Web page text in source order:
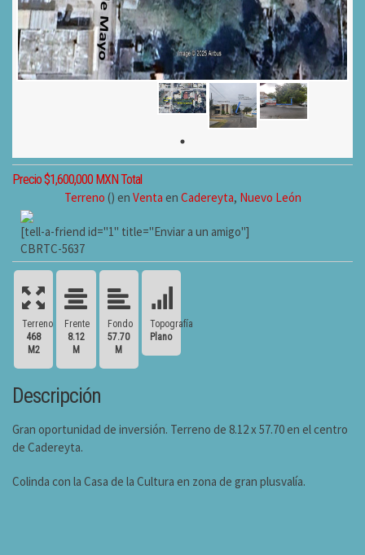
Precio $1,600,000 MXN Total
Terreno () en Venta en Cadereyta, Nuevo León
[tell-a-friend id="1" title="Enviar a un amigo"]
CBRTC-5637
Terreno
468
M2
Frente
8.12
M
Fondo
57.70
M
Topografía
Plano
Descripción
Gran oportunidad de inversión. Terreno de 8.12 x 57.70 en el centro
de Cadereyta.
Colinda con la Casa de la Cultura en zona de gran plusvalía.